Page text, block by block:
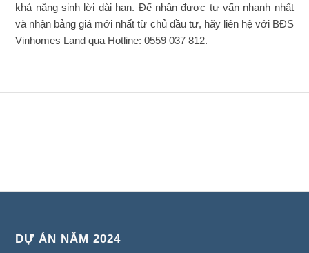
khả năng sinh lời dài hạn. Để nhận được tư vấn nhanh nhất
và nhận bảng giá mới nhất từ chủ đầu tư, hãy liên hệ với BĐS
Vinhomes Land qua Hotline: 0559 037 812.
DỰ ÁN NĂM 2024